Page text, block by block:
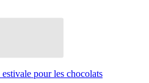
estivale pour les chocolats